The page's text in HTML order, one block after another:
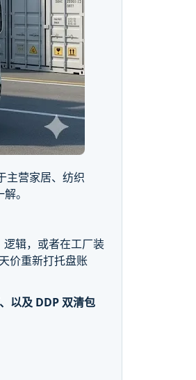
主营家居、纺织
。
辑，或者在工厂装
价重新打托盘账
以及 DDP 双清包